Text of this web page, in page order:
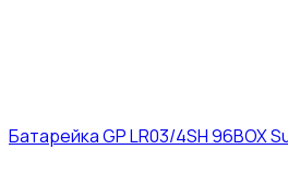
Батарейка GP LR03/4SH 96BOX